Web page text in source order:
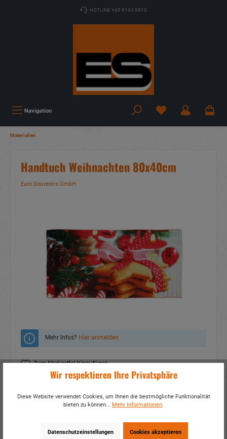
HOTLINE +49 9163 8910
Navigation
Materialien
Handtuch Weihnachten 80x40cm
Euro Souvenirs GmbH
Mehr Infos? Hier anmelden
Zum Merkzettel hinzufügen
60456
Wir respektieren Ihre Privatsphäre
Diese Website verwendet Cookies, um Ihnen die bestmögliche Funktionalität
bieten zu können... Mehr Informationen.
Datenschutzeinstellungen Cookies akzeptieren